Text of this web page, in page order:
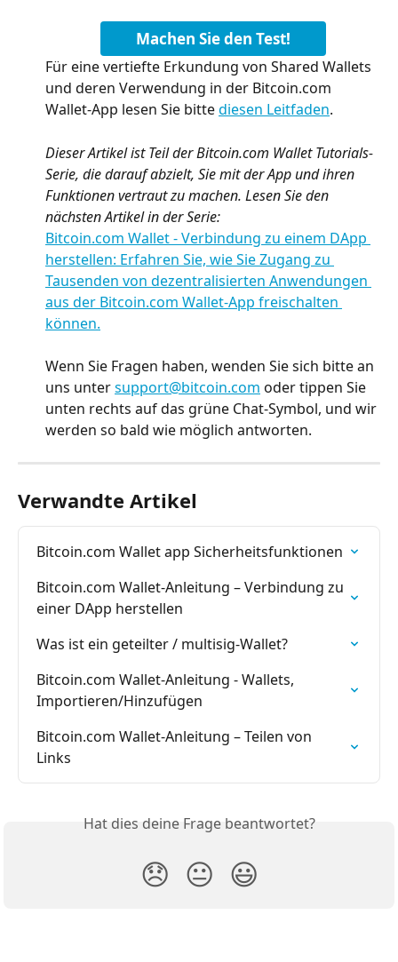
Machen Sie den Test!
Für eine vertiefte Erkundung von Shared Wallets
und deren Verwendung in der Bitcoin.com
Wallet-App lesen Sie bitte diesen Leitfaden.
Dieser Artikel ist Teil der Bitcoin.com Wallet Tutorials-
Serie, die darauf abzielt, Sie mit der App und ihren
Funktionen vertraut zu machen. Lesen Sie den
nächsten Artikel in der Serie:
Bitcoin.com Wallet - Verbindung zu einem DApp
herstellen: Erfahren Sie, wie Sie Zugang zu
Tausenden von dezentralisierten Anwendungen
aus der Bitcoin.com Wallet-App freischalten
können.
Wenn Sie Fragen haben, wenden Sie sich bitte an
uns unter support@bitcoin.com oder tippen Sie
unten rechts auf das grüne Chat-Symbol, und wir
werden so bald wie möglich antworten.
Verwandte Artikel
Bitcoin.com Wallet app Sicherheitsfunktionen
Bitcoin.com Wallet-Anleitung – Verbindung zu
einer DApp herstellen
Was ist ein geteilter / multisig-Wallet?
Bitcoin.com Wallet-Anleitung - Wallets,
Importieren/Hinzufügen
Bitcoin.com Wallet-Anleitung – Teilen von
Links
Hat dies deine Frage beantwortet?
😞 😐 😃